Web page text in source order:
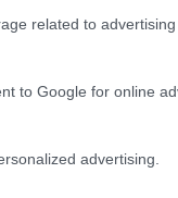
related to
to Google for online
advertising.
az összetett
255
teljes szezonra